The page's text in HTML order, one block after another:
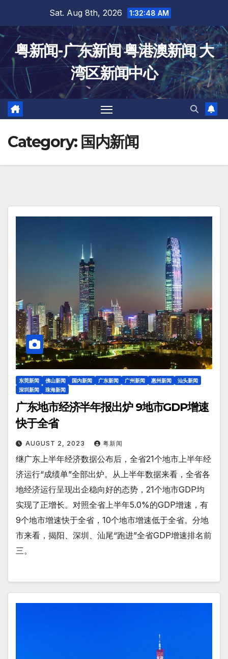
content
Sat. Aug 8th, 2026 1:32:49 AM
粤新闻-广东新闻 粤港澳新闻 大
湾区新闻中心
Category: 国内新闻
东莞新闻 佛山新闻 国内新闻 广东新闻 广州新闻 惠州新闻
汕头新闻
深圳新闻
珠海新闻
广东地市经济半年报出炉 9地市GDP增速
快于全省
AUGUST 2, 2023 粤新闻
继广东上半年经济数据公布后，全省21个地市上半年经
济运行“成绩单”全部出炉。从上半年数据来看，全省各
地经济运行呈现出企稳向好的态势，21个地市GDP均
实现了正增长。对照全省上半年5.0%的GDP增速，有
9个地市增速快于全省，10个地市增速低于全省。分地
市来看，揭阳、深圳、汕尾“跑进”全省GDP增速排名前
三。